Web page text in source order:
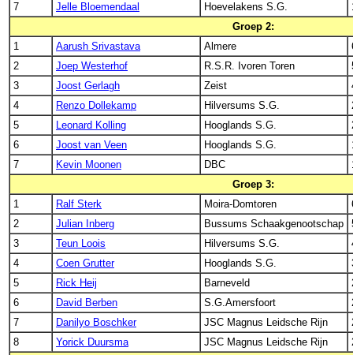
7
Jelle Bloemendaal Hoevelakens S.G.
Groep 2:
1
Aarush Srivastava Almere
2
Joep Westerhof R.S.R. Ivoren Toren
3
Joost Gerlagh Zeist
4
Renzo Dollekamp Hilversums S.G.
5
Leonard Kolling Hooglands S.G.
6
Joost van Veen Hooglands S.G.
7
Kevin Moonen DBC
Groep 3:
1
Ralf Sterk Moira-Domtoren
2
Julian Inberg Bussums Schaakgenootschap
3
Teun Loois Hilversums S.G.
4
Coen Grutter Hooglands S.G.
5
Rick Heij Barneveld
6
David Berben S.G.Amersfoort
7
Danilyo Boschker JSC Magnus Leidsche Rijn
8
Yorick Duursma JSC Magnus Leidsche Rijn